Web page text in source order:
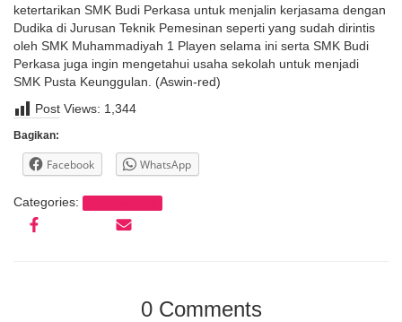
ketertarikan SMK Budi Perkasa untuk menjalin kerjasama dengan
Dudika di Jurusan Teknik Pemesinan seperti yang sudah dirintis
oleh SMK Muhammadiyah 1 Playen selama ini serta SMK Budi
Perkasa juga ingin mengetahui usaha sekolah untuk menjadi
SMK Pusta Keunggulan. (Aswin-red)
Post Views: 1,344
Bagikan:
Facebook WhatsApp
Categories:
0 Comments